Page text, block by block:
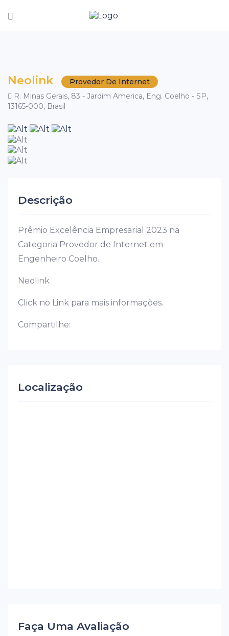
Neolink
Provedor De Internet
R. Minas Gerais, 83 - Jardim America, Eng. Coelho - SP,
13165-000, Brasil
Descrição
Prêmio Excelência Empresarial 2023 na
Categoria Provedor de Internet em
Engenheiro Coelho.
Neolink
Click no Link para mais informações.
Compartilhe:
Localização
Faça Uma Avaliação